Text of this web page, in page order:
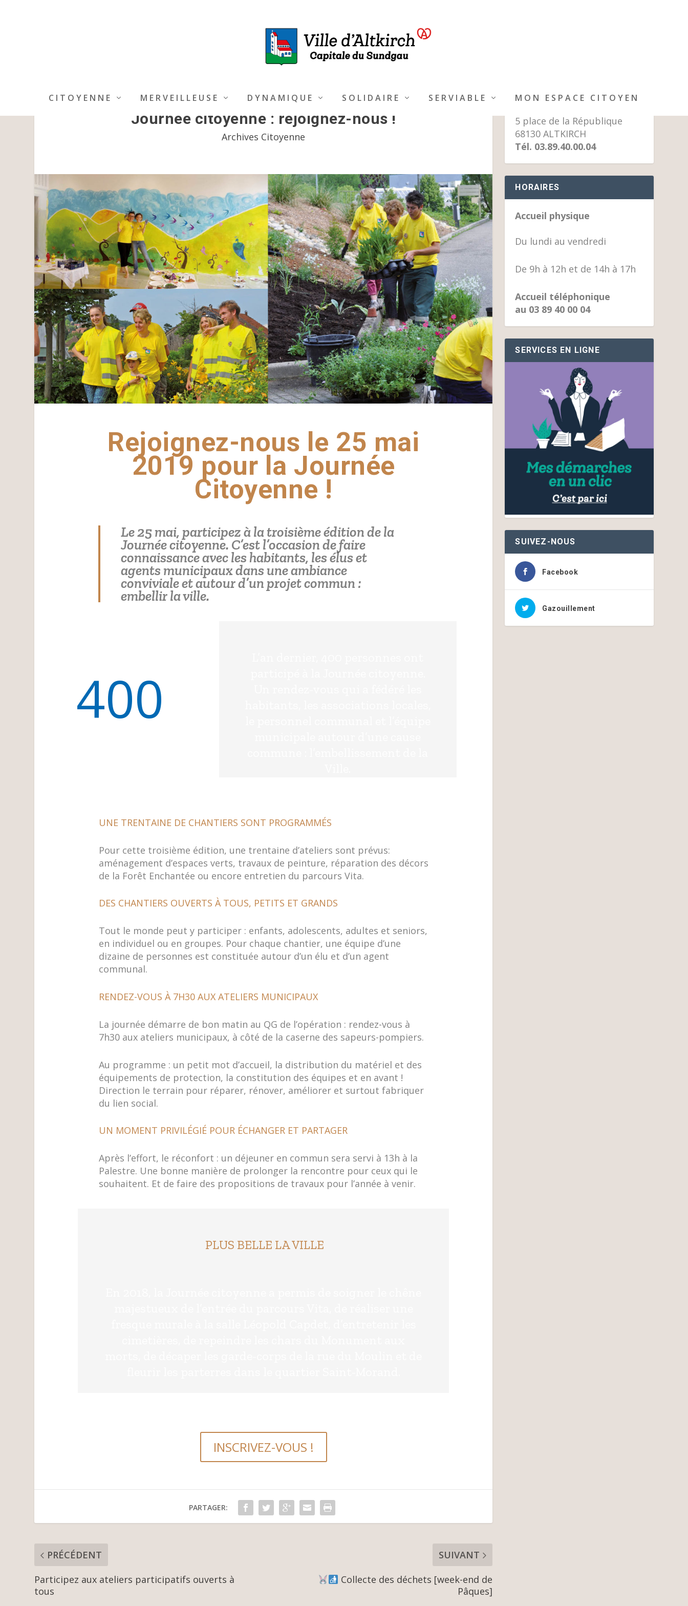
CITOYENNE MERVEILLEUSE DYNAMIQUE SOLIDAIRE SERVIABLE MON ESPACE CITOYEN
Journée citoyenne : rejoignez-nous !
Archives Citoyenne
Rejoignez-nous le 25 mai
2019 pour la Journée
Citoyenne !
Le 25 mai, participez à la troisième édition de la
Journée citoyenne. C’est l’occasion de faire
connaissance avec les habitants, les élus et
agents municipaux dans une ambiance
conviviale et autour d’un projet commun :
embellir la ville.
400
UNE TRENTAINE DE CHANTIERS SONT PROGRAMMÉS
Pour cette troisième édition, une trentaine d’ateliers sont prévus:
aménagement d’espaces verts, travaux de peinture, réparation des décors
de la Forêt Enchantée ou encore entretien du parcours Vita.
DES CHANTIERS OUVERTS À TOUS, PETITS ET GRANDS
Tout le monde peut y participer : enfants, adolescents, adultes et seniors,
en individuel ou en groupes. Pour chaque chantier, une équipe d’une
dizaine de personnes est constituée autour d’un élu et d’un agent
communal.
RENDEZ-VOUS À 7H30 AUX ATELIERS MUNICIPAUX
La journée démarre de bon matin au QG de l’opération : rendez-vous à
7h30 aux ateliers municipaux, à côté de la caserne des sapeurs-pompiers.
Au programme : un petit mot d’accueil, la distribution du matériel et des
équipements de protection, la constitution des équipes et en avant !
Direction le terrain pour réparer, rénover, améliorer et surtout fabriquer
du lien social.
UN MOMENT PRIVILÉGIÉ POUR ÉCHANGER ET PARTAGER
Après l’effort, le réconfort : un déjeuner en commun sera servi à 13h à la
Palestre. Une bonne manière de prolonger la rencontre pour ceux qui le
souhaitent. Et de faire des propositions de travaux pour l’année à venir.
PLUS BELLE LA VILLE
INSCRIVEZ-VOUS !
PARTAGER:
PRÉCÉDENT
Participez aux ateliers participatifs ouverts à
tous
SUIVANT
Collecte des déchets [week-end de
Pâques]
MAIRIE D’ALTKIRCH
5 place de la République
68130 ALTKIRCH
Tél. 03.89.40.00.04
HORAIRES
Accueil physique
Du lundi au vendredi
De 9h à 12h et de 14h à 17h
Accueil téléphonique
au 03 89 40 00 04
SERVICES EN LIGNE
SUIVEZ-NOUS
Facebook
Gazouillement